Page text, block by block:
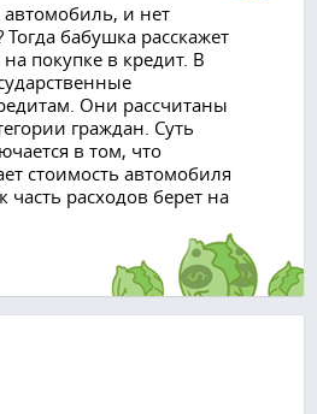
и нет
бабушка расскажет
покупке в кредит. В
Они рассчитаны
граждан. Суть
в том, что
стоимость автомобиля
часть расходов берет на